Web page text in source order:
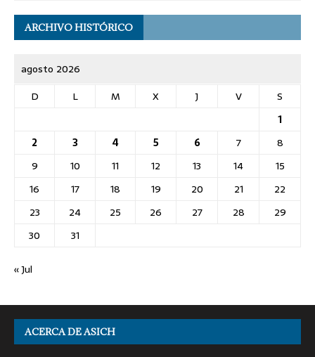
ARCHIVO HISTÓRICO
agosto 2026
D
L M X J V
S
1
2
3 4 5 6 7
8
9
10 11 12 13 14
15
16
17 18 19 20 21
22
23
24 25 26 27 28
29
30
31
« Jul
ACERCA DE ASICH